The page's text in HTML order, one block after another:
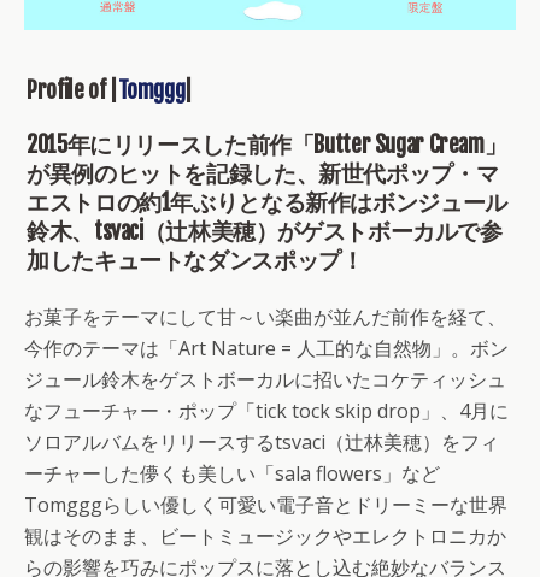
Profile of | Tomggg|
2015年にリリースした前作「Butter Sugar Cream」
が異例のヒットを記録した、新世代ポップ・マ
エストロの約1年ぶりとなる新作はボンジュール
鈴木、tsvaci（辻林美穂）がゲストボーカルで参
加したキュートなダンスポップ！
お菓子をテーマにして甘～い楽曲が並んだ前作を経て、
今作のテーマは「Art Nature = 人工的な自然物」。ボン
ジュール鈴木をゲストボーカルに招いたコケティッシュ
なフューチャー・ポップ「tick tock skip drop」、4月に
ソロアルバムをリリースするtsvaci（辻林美穂）をフィ
ーチャーした儚くも美しい「sala flowers」など
Tomgggらしい優しく可愛い電子音とドリーミーな世界
観はそのまま、ビートミュージックやエレクトロニカか
らの影響を巧みにポップスに落とし込む絶妙なバランス